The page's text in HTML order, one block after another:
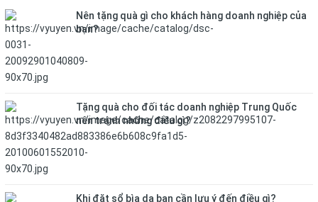
Nên tặng quà gì cho khách hàng doanh nghiệp của
bạn?
Tặng quà cho đối tác doanh nghiệp Trung Quốc
nên tránh những điều gì?
Khi đặt sổ bìa da bạn cần lưu ý đến điều gì?